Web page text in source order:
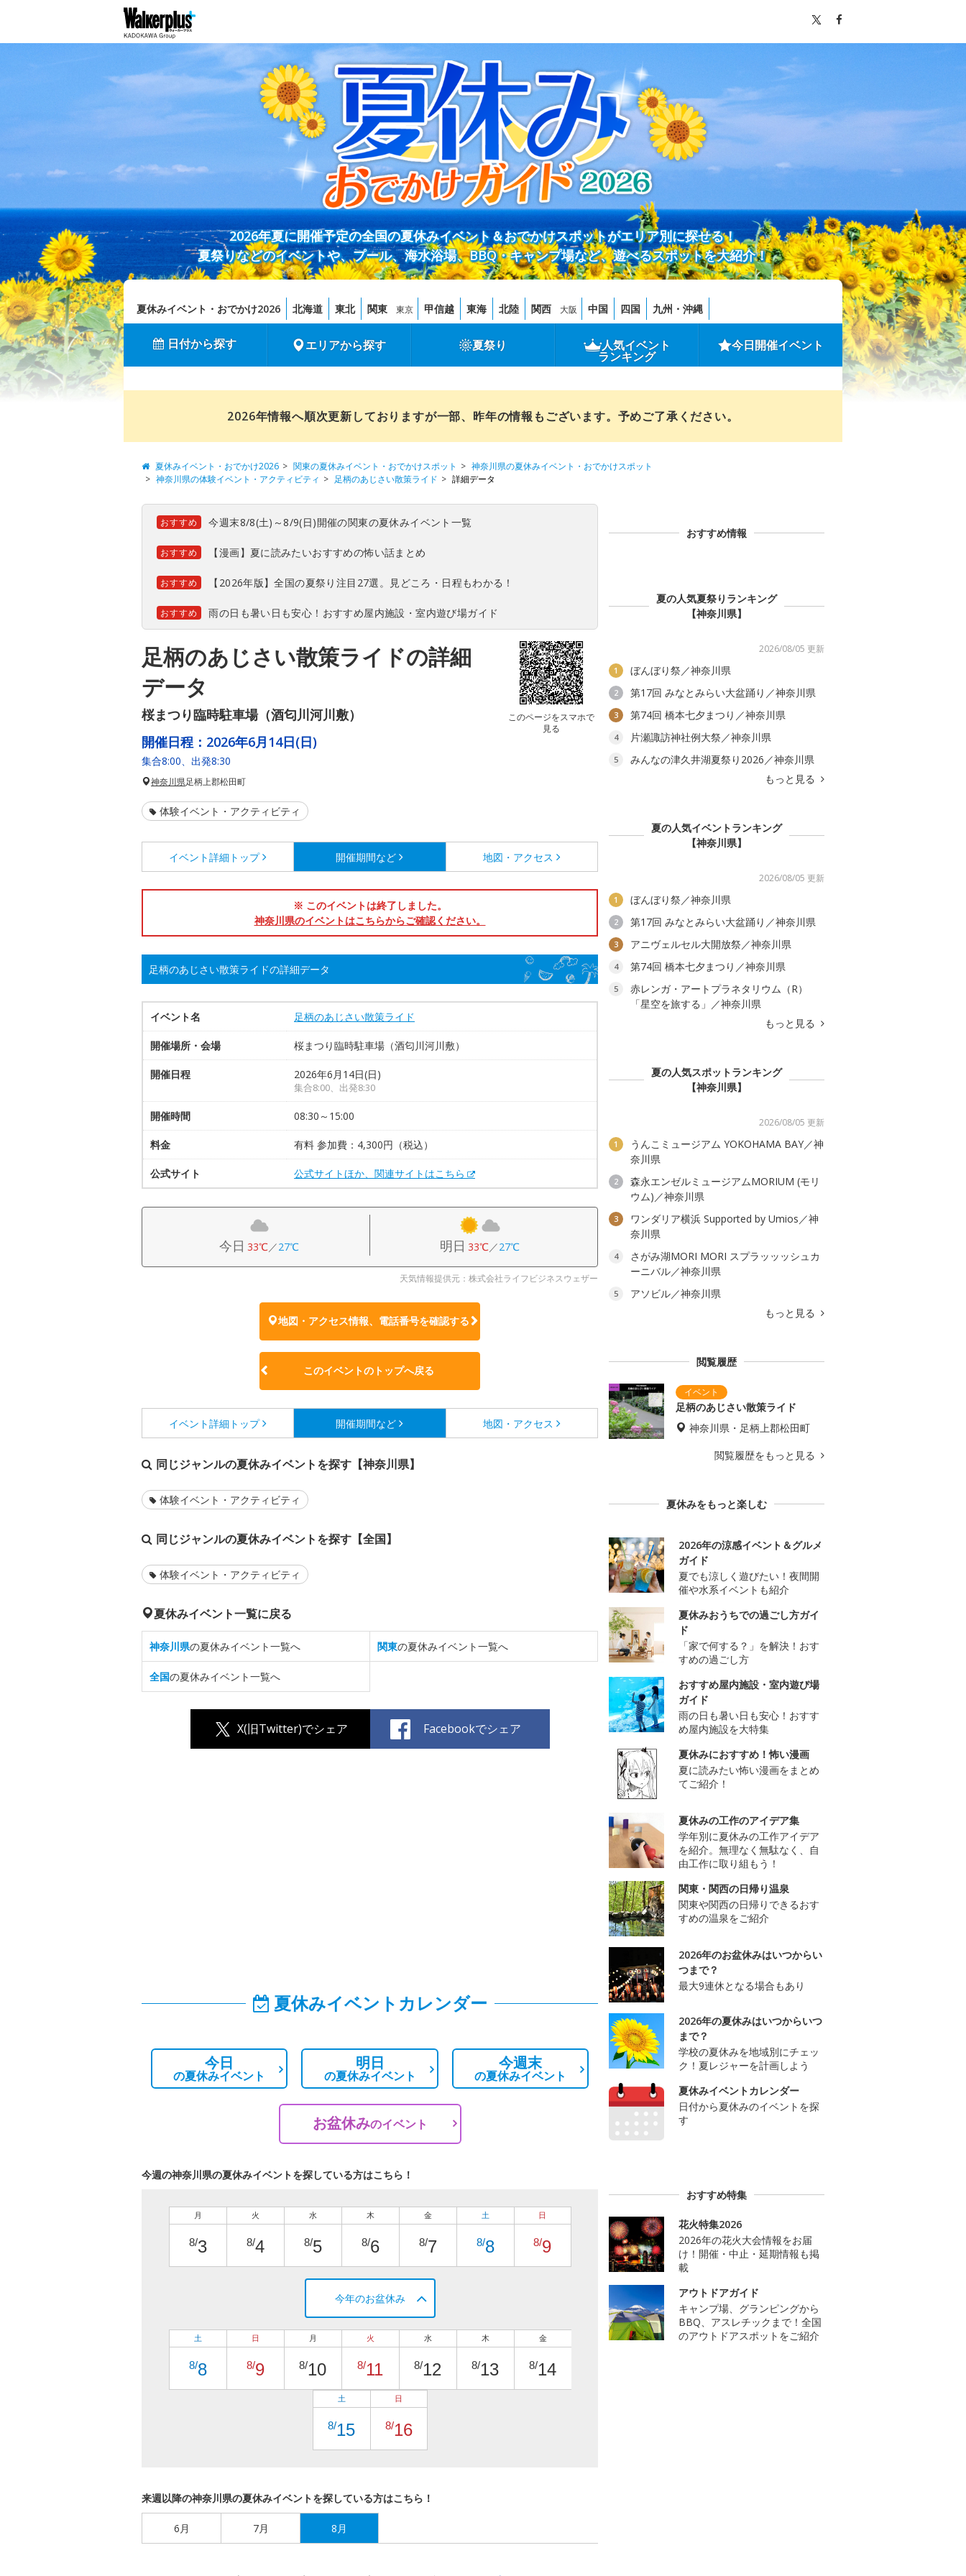
2026年夏に開催予定の全国の夏休みイベント＆おでかけスポットがエリア別に探せる！
夏祭りなどのイベントや、プール、海水浴場、BBQ・キャンプ場など、遊べるスポットを大紹介！
夏休みイベント・おでかけ2026 北海道 東北 関東 東京 甲信越 東海 北陸 関西 大阪 中国 四国 九州・沖縄
日付から探す エリアから探す 夏祭り 人気イベント
ランキング
今日開催イベント
2026年情報へ順次更新しておりますが一部、昨年の情報もございます。予めご了承ください。
夏休みイベント・おでかけ2026 関東の夏休みイベント・おでかけスポット
神奈川県の夏休みイベント・おでかけスポット
神奈川県の体験イベント・アクティビティ
足柄のあじさい散策ライド 詳細データ
おすすめ 今週末8/8(土)～8/9(日)開催の関東の夏休みイベント一覧
おすすめ 【漫画】夏に読みたいおすすめの怖い話まとめ
おすすめ 【2026年版】全国の夏祭り注目27選。見どころ・日程もわかる！
おすすめ 雨の日も暑い日も安心！おすすめ屋内施設・室内遊び場ガイド
足柄のあじさい散策ライドの詳細
データ
桜まつり臨時駐車場（酒匂川河川敷）
このページをスマホで
見る
開催日程： 2026年6月14日(日)
集合8:00、出発8:30
神奈川県足柄上郡松田町
体験イベント・アクティビティ
イベント詳細 トップ 開催期間など 地図・アクセス
※ このイベントは終了しました。
神奈川県のイベントはこちらからご確認ください。
足柄のあじさい散策ライドの詳細データ
イベント名 足柄のあじさい散策ライド
開催場所・会場 桜まつり臨時駐車場（酒匂川河川敷）
開催日程 2026年6月14日(日)
集合8:00、出発8:30
開催時間 08:30～15:00
料金 有料 参加費：4,300円（税込）
公式サイト 公式サイトほか、関連サイトはこちら
今日 33℃／27℃ 明日 33℃／27℃
天気情報提供元：株式会社ライフビジネスウェザー
地図・アクセス情報、電話番号を確認する
このイベントのトップへ戻る
イベント詳細 トップ 開催期間など 地図・アクセス
同じジャンルの夏休みイベントを探す【神奈川県】
体験イベント・アクティビティ
同じジャンルの夏休みイベントを探す【全国】
体験イベント・アクティビティ
夏休みイベント一覧に戻る
神奈川県の夏休みイベント一覧へ 関東の夏休みイベント一覧へ
全国の夏休みイベント一覧へ
X(旧Twitter)でシェア Facebookでシェア
夏休みイベントカレンダー
今日
の夏休みイベント
明日
の夏休みイベント
今週末
の夏休みイベント
お盆休みのイベント
今週の神奈川県の夏休みイベントを探している方はこちら！
月
8/3
火
8/4
水
8/5
木
8/6
金
8/7
土
8/8
日
8/9
今年のお盆休み
土
8/8
日
8/9
月
8/10
火
8/11
水
8/12
木
8/13
金
8/14
土
8/15
日
8/16
来週以降の神奈川県の夏休みイベントを探している方はこちら！
6月 7月 8月
おすすめ情報
夏の人気夏祭りランキング
【神奈川県】
2026/08/05 更新
1 ぼんぼり祭／神奈川県
2 第17回 みなとみらい大盆踊り／神奈川県
3 第74回 橋本七夕まつり／神奈川県
4 片瀬諏訪神社例大祭／神奈川県
5
みんなの津久井湖夏祭り2026／神奈川県
もっと見る
夏の人気イベントランキング
【神奈川県】
2026/08/05 更新
1 ぼんぼり祭／神奈川県
2 第17回 みなとみらい大盆踊り／神奈川県
3 アニヴェルセル大開放祭／神奈川県
4 第74回 橋本七夕まつり／神奈川県
5
赤レンガ・アートプラネタリウム（R）
「星空を旅する」／神奈川県
もっと見る
夏の人気スポットランキング
【神奈川県】
2026/08/05 更新
1
うんこミュージアム YOKOHAMA BAY／神
奈川県
2
森永エンゼルミュージアムMORIUM (モリ
ウム)／神奈川県
3
ワンダリア横浜 Supported by Umios／神
奈川県
4
さがみ湖MORI MORI スプラッッッシュカ
ーニバル／神奈川県
5
アソビル／神奈川県
もっと見る
閲覧履歴
足柄のあじさい散策ライド
神奈川県・足柄上郡松田町
閲覧履歴をもっと見る
夏休みをもっと楽しむ
2026年の涼感イベント＆グルメ
ガイド
夏でも涼しく遊びたい！夜間開
催や水系イベントも紹介
夏休みおうちでの過ごし方ガイ
ド
「家で何する？」を解決！おす
すめの過ごし方
おすすめ屋内施設・室内遊び場
ガイド
雨の日も暑い日も安心！おすす
め屋内施設を大特集
夏休みにおすすめ！怖い漫画
夏に読みたい怖い漫画をまとめ
てご紹介！
夏休みの工作のアイデア集
学年別に夏休みの工作アイデア
を紹介。無理なく無駄なく、自
由工作に取り組もう！
関東・関西の日帰り温泉
関東や関西の日帰りできるおす
すめの温泉をご紹介
2026年のお盆休みはいつからい
つまで？
最大9連休となる場合もあり
2026年の夏休みはいつからいつ
まで？
学校の夏休みを地域別にチェッ
ク！夏レジャーを計画しよう
夏休みイベントカレンダー
日付から夏休みのイベントを探
す
おすすめ特集
花火特集2026
2026年の花火大会情報をお届
け！開催・中止・延期情報も掲
載
アウトドアガイド
キャンプ場、グランピングから
BBQ、アスレチックまで！全国
のアウトドアスポットをご紹介